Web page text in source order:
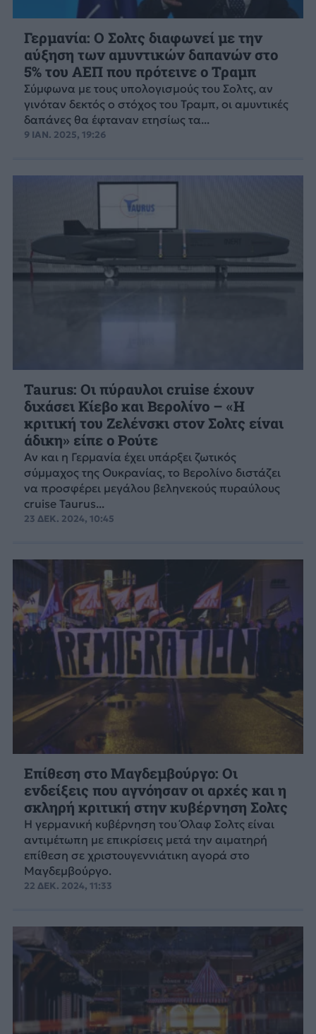
Γερμανία: Ο Σολτς διαφωνεί με την
αύξηση των αμυντικών δαπανών στο
5% του ΑΕΠ που πρότεινε ο Τραμπ
Σύμφωνα με τους υπολογισμούς του Σολτς, αν
γινόταν δεκτός ο στόχος του Τραμπ, οι αμυντικές
δαπάνες θα έφταναν ετησίως τα...
9 ΙΑΝ. 2025, 19:26
Taurus: Οι πύραυλοι cruise έχουν
διχάσει Κίεβο και Βερολίνο – «Η
κριτική του Ζελένσκι στον Σολτς είναι
άδικη» είπε ο Ρούτε
Αν και η Γερμανία έχει υπάρξει ζωτικός
σύμμαχος της Ουκρανίας, το Βερολίνο διστάζει
να προσφέρει μεγάλου βεληνεκούς πυραύλους
cruise Taurus...
23 ΔΕΚ. 2024, 10:45
Επίθεση στο Μαγδεμβούργο: Οι
ενδείξεις που αγνόησαν οι αρχές και η
σκληρή κριτική στην κυβέρνηση Σολτς
Η γερμανική κυβέρνηση του Όλαφ Σολτς είναι
αντιμέτωπη με επικρίσεις μετά την αιματηρή
επίθεση σε χριστουγεννιάτικη αγορά στο
Μαγδεμβούργο.
22 ΔΕΚ. 2024, 11:33